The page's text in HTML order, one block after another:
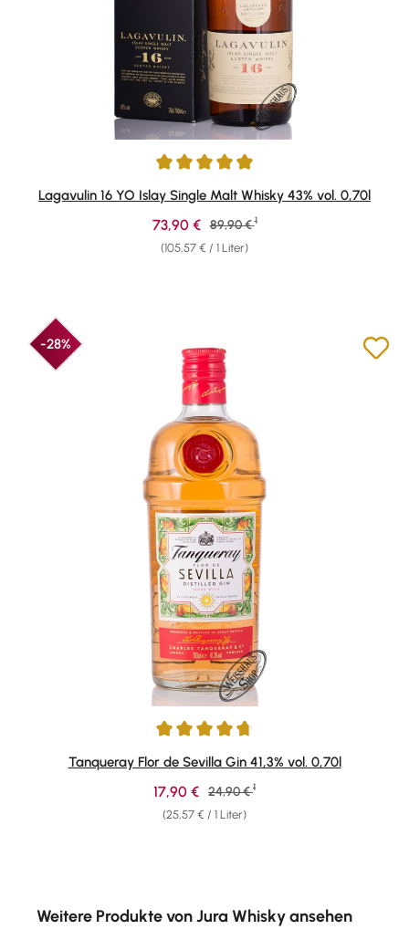
Durchschnittliche Bewertung von 4.95 von 5 Sternen
Lagavulin 16 YO Islay Single Malt Whisky 43% vol. 0,70l
(105,57 € / 1 Liter)
Verkaufspreis:
73,90 € Regulärer Preis:
89,90 € 1
-28%
Durchschnittliche Bewertung von 4.86 von 5 Sternen
Tanqueray Flor de Sevilla Gin 41,3% vol. 0,70l
(25,57 € / 1 Liter)
Verkaufspreis:
17,90 € Regulärer Preis:
24,90 € 1
Weitere Produkte von Jura Whisky ansehen